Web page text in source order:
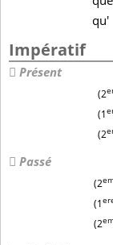
qu'
Impératif
Présent
(2
(1
(2
Passé
(2
(1
(2